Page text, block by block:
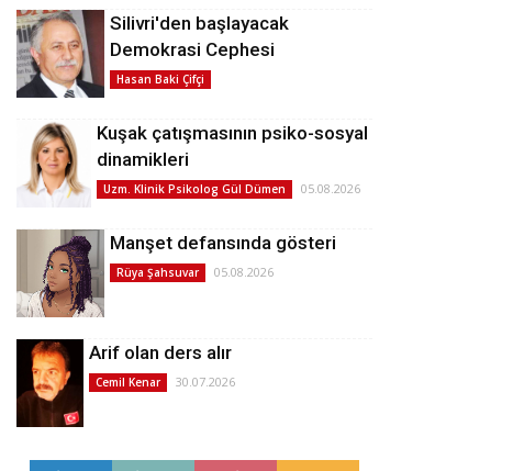
Silivri'den başlayacak
Demokrasi Cephesi
Hasan Baki Çifçi
Kuşak çatışmasının psiko-sosyal
dinamikleri
Uzm. Klinik Psikolog Gül Dümen 05.08.2026
Manşet defansında gösteri
Rüya Şahsuvar 05.08.2026
Arif olan ders alır
Cemil Kenar 30.07.2026